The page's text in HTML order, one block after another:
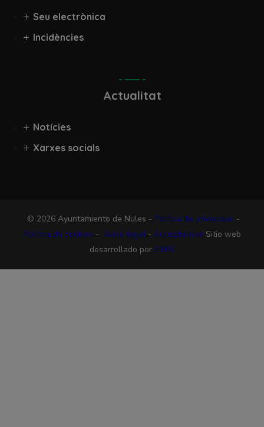
Seu electrònica
Incidències
Actualitat
Notícies
Xarxes socials
© 2026 Ayuntamiento de Nules - Política de privacidad -
Política de cookies - Aviso legal- Accesibilidad Sitio web
desarrollado por ESPA